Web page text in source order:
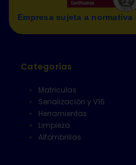
Empresa sujeta a normativa
Categorías
Matriculas
Senalización y V16
Herramientas
Limpieza
Alfombrillas